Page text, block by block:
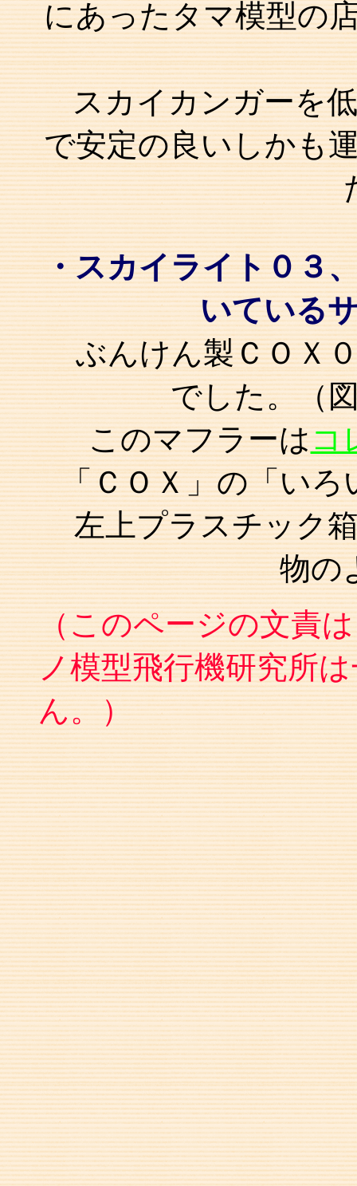
にあったタマ模型の
スカイカンガーを低
で安定の良いしかも
・スカイライト０３
いている
ぶんけん製ＣＯＸ
でした。（
このマフラーはコ
「ＣＯＸ」の「いろ
左上プラスチック
物の
（このページの文責
ノ模型飛行機研究所
ん。）